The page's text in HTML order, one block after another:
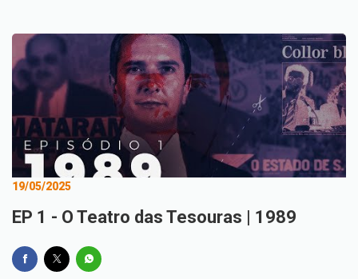
19/05/2025
EP 1 - O Teatro das Tesouras | 1989